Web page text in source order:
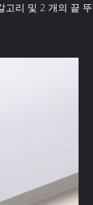
리 및 2 개의 끝